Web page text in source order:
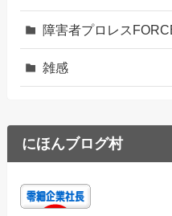
障害者プロレス
雑感
にほんブログ村